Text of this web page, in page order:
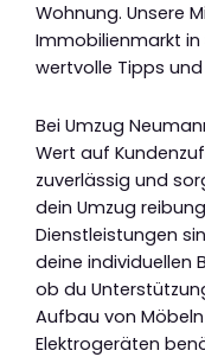
Wohnung. Unsere
Immobilienmarkt
wertvolle Tipps
Bei Umzug
Wert auf
zuverlässig und
dein Umzug
Dienstleistungen
deine individuellen
ob du
Aufbau von
Elektrogeräten